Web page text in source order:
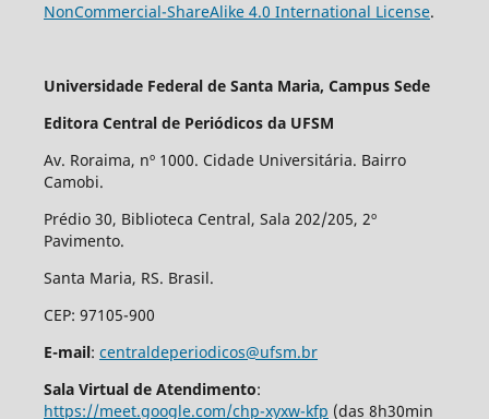
NonCommercial-ShareAlike 4.0 International License.
Universidade Federal de Santa Maria, Campus Sede
Editora Central de Periódicos da UFSM
Av. Roraima, nº 1000. Cidade Universitária. Bairro
Camobi.
Prédio 30, Biblioteca Central, Sala 202/205, 2º
Pavimento.
Santa Maria, RS. Brasil.
CEP: 97105-900
E-mail: centraldeperiodicos@ufsm.br
Sala Virtual de Atendimento:
https://meet.google.com/chp-xyxw-kfp (das 8h30min